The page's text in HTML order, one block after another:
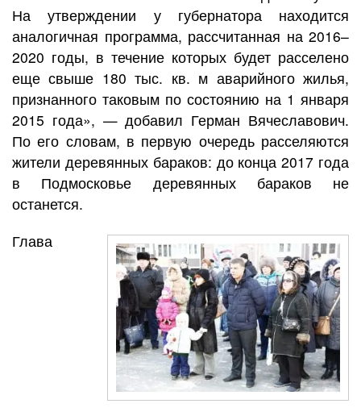
На утверждении у губернатора находится
аналогичная программа, рассчитанная на 2016–
2020 годы, в течение которых будет расселено
еще свыше 180 тыс. кв. м аварийного жилья,
признанного таковым по состоянию на 1 января
2015 года», — добавил Герман Вячеславович.
По его словам, в первую очередь расселяются
жители деревянных бараков: до конца 2017 года
в Подмосковье деревянных бараков не
останется.
Глава